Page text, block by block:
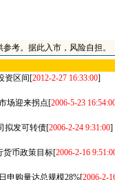
考。据此入市，风险自担。
资区间[2012-2-27 16:33:00]
场迎来拐点[2006-5-23
拟发可转债[2006-2-24 9:31:00]
货币政策目标[2006-2-16
申购量达总规模28%[2006-2-